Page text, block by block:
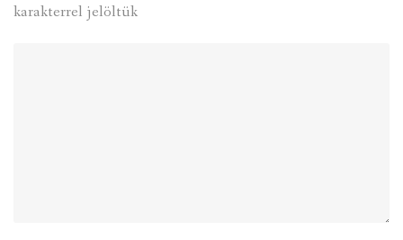
karakterrel jelöltük